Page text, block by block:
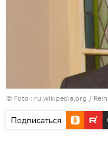
© Foto : ru.wikipedia.org /
Подписаться